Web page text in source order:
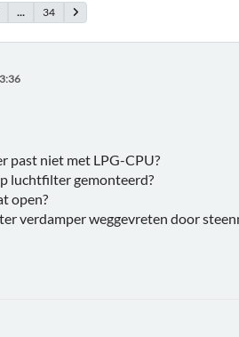
... 34
past niet met LPG-CPU?
luchtfilter gemonteerd?
open?
verdamper weggevreten door